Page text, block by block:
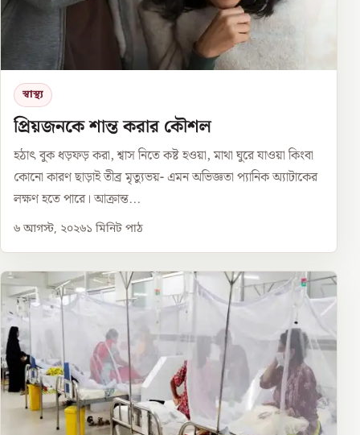
স্বাস্থ্য
প্রিয়জনকে শান্ত করার কৌশল
হঠাৎ বুক ধড়ফড় করা, শ্বাস নিতে কষ্ট হওয়া, মাথা ঘুরে যাওয়া কিংবা
কোনো কারণ ছাড়াই তীব্র মৃত্যুভয়- এমন অভিজ্ঞতা প্যানিক অ্যাটাকের
লক্ষণ হতে পারে। আক্রান্ত...
৬ আগস্ট, ২০২৬১ মিনিট পাঠ